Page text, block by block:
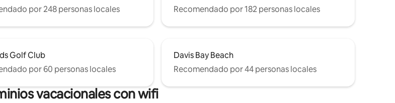
por 248 personas locales
Recomendado por 182 personas locales
Golf Club
por 60 personas locales
Davis Bay Beach
Recomendado por 44 personas locales
vacacionales con wifi